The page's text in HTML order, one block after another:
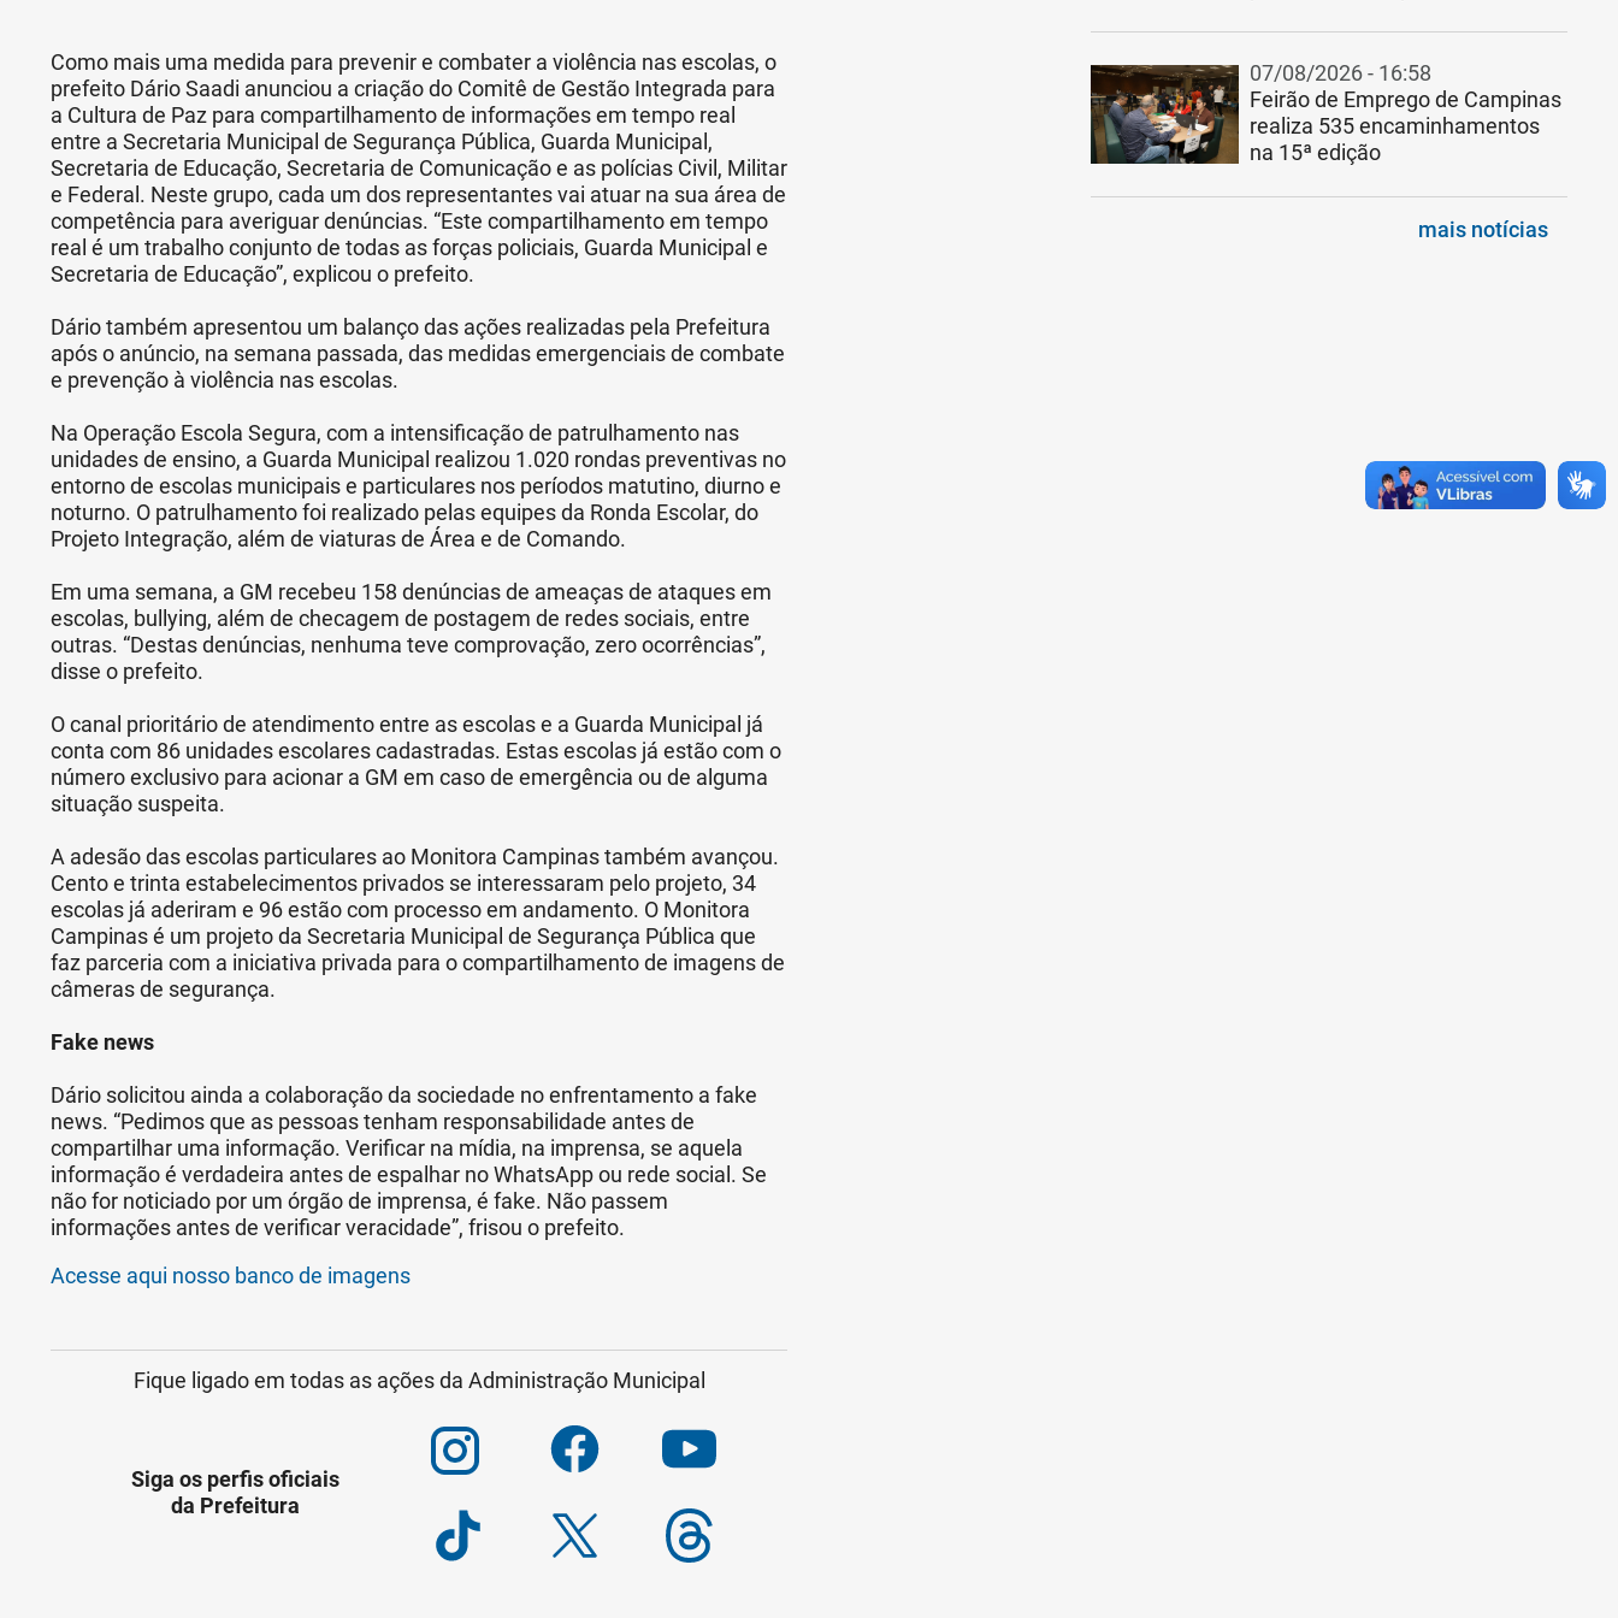
Como mais uma medida para prevenir e combater a violência nas escolas, o
prefeito Dário Saadi anunciou a criação do Comitê de Gestão Integrada para
a Cultura de Paz para compartilhamento de informações em tempo real
entre a Secretaria Municipal de Segurança Pública, Guarda Municipal,
Secretaria de Educação, Secretaria de Comunicação e as polícias Civil, Militar
e Federal. Neste grupo, cada um dos representantes vai atuar na sua área de
competência para averiguar denúncias. “Este compartilhamento em tempo
real é um trabalho conjunto de todas as forças policiais, Guarda Municipal e
Secretaria de Educação”, explicou o prefeito.
Dário também apresentou um balanço das ações realizadas pela Prefeitura
após o anúncio, na semana passada, das medidas emergenciais de combate
e prevenção à violência nas escolas.
Na Operação Escola Segura, com a intensificação de patrulhamento nas
unidades de ensino, a Guarda Municipal realizou 1.020 rondas preventivas no
entorno de escolas municipais e particulares nos períodos matutino, diurno e
noturno. O patrulhamento foi realizado pelas equipes da Ronda Escolar, do
Projeto Integração, além de viaturas de Área e de Comando.
Em uma semana, a GM recebeu 158 denúncias de ameaças de ataques em
escolas, bullying, além de checagem de postagem de redes sociais, entre
outras. “Destas denúncias, nenhuma teve comprovação, zero ocorrências”,
disse o prefeito.
O canal prioritário de atendimento entre as escolas e a Guarda Municipal já
conta com 86 unidades escolares cadastradas. Estas escolas já estão com o
número exclusivo para acionar a GM em caso de emergência ou de alguma
situação suspeita.
A adesão das escolas particulares ao Monitora Campinas também avançou.
Cento e trinta estabelecimentos privados se interessaram pelo projeto, 34
escolas já aderiram e 96 estão com processo em andamento. O Monitora
Campinas é um projeto da Secretaria Municipal de Segurança Pública que
faz parceria com a iniciativa privada para o compartilhamento de imagens de
câmeras de segurança.
Fake news
Dário solicitou ainda a colaboração da sociedade no enfrentamento a fake
news. “Pedimos que as pessoas tenham responsabilidade antes de
compartilhar uma informação. Verificar na mídia, na imprensa, se aquela
informação é verdadeira antes de espalhar no WhatsApp ou rede social. Se
não for noticiado por um órgão de imprensa, é fake. Não passem
informações antes de verificar veracidade”, frisou o prefeito.
Acesse aqui nosso banco de imagens
Fique ligado em todas as ações da Administração Municipal
Siga os perfis oficiais
da Prefeitura
07/08/2026 - 16:58
Feirão de Emprego de Campinas
realiza 535 encaminhamentos
na 15ª edição
mais notícias